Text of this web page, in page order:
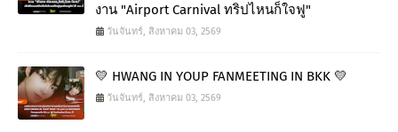
งาน "Airport Carnival ทริปไหนก็ใจฟู"
วันจันทร์, สิงหาคม 03, 2569
💛 HWANG IN YOUP FANMEETING IN BKK 💛
วันจันทร์, สิงหาคม 03, 2569